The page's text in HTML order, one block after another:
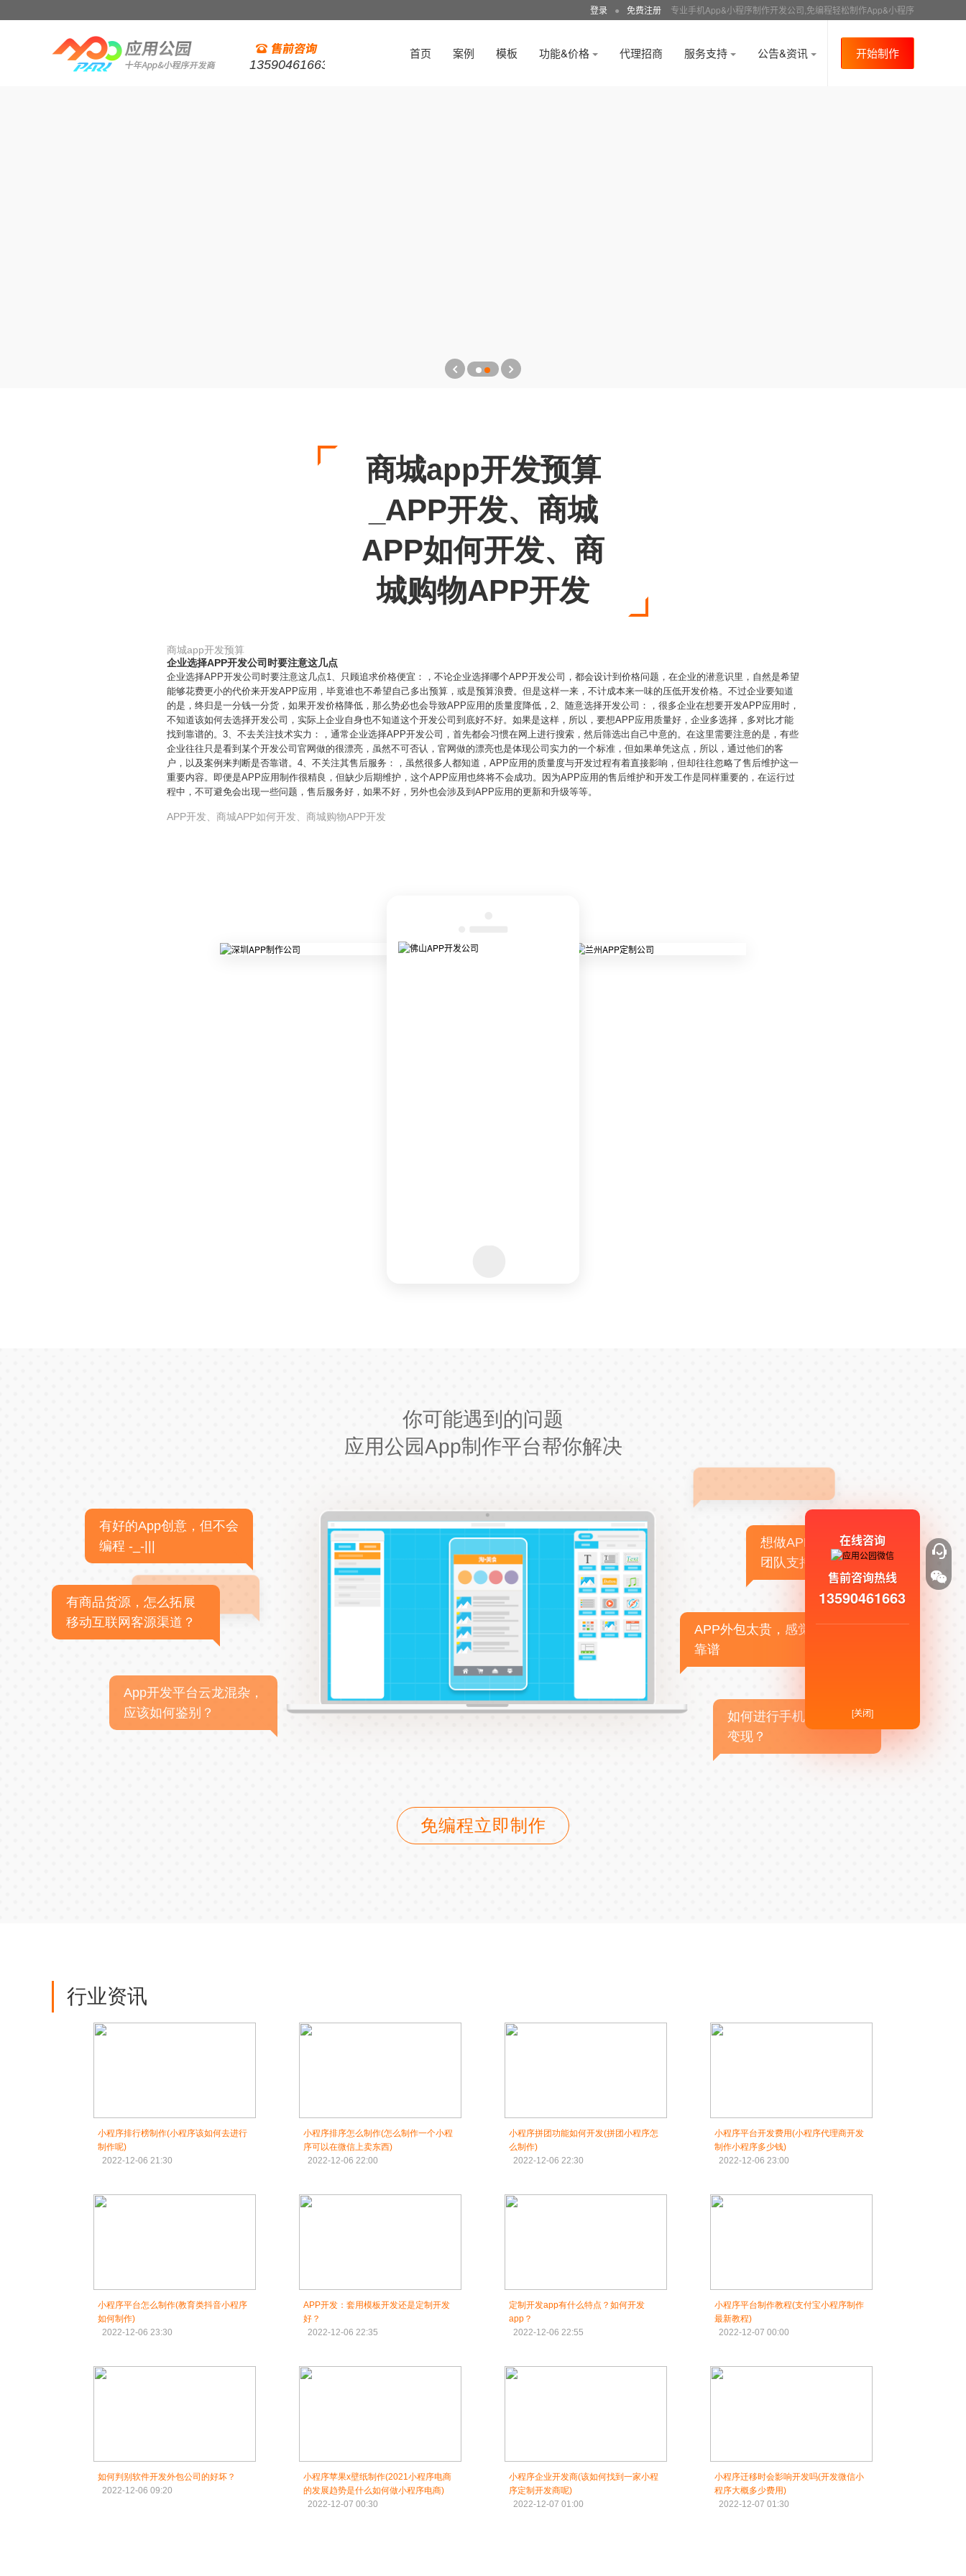
登录 ● 免费注册 专业手机App&小程序制作开发公司,免编程轻松制作App&小程序
13590461663
首页 案例 模板 功能&价格 代理招商 服务支持 公告&资讯 开始制作
商城app开发预算
_APP开发、商城
APP如何开发、商
城购物APP开发
商城app开发预算
企业选择APP开发公司时要注意这几点
企业选择APP开发公司时要注意这几点1、只顾追求价格便宜：，不论企业选择哪个APP开发公司，都会设计到价格问题，在企业的潜意识里，自然是希望
能够花费更小的代价来开发APP应用，毕竟谁也不希望自己多出预算，或是预算浪费。但是这样一来，不计成本来一味的压低开发价格。不过企业要知道
的是，终归是一分钱一分货，如果开发价格降低，那么势必也会导致APP应用的质量度降低，2、随意选择开发公司：，很多企业在想要开发APP应用时，
不知道该如何去选择开发公司，实际上企业自身也不知道这个开发公司到底好不好。如果是这样，所以，要想APP应用质量好，企业多选择，多对比才能
找到靠谱的。3、不去关注技术实力：，通常企业选择APP开发公司，首先都会习惯在网上进行搜索，然后筛选出自己中意的。在这里需要注意的是，有些
企业往往只是看到某个开发公司官网做的很漂亮，虽然不可否认，官网做的漂亮也是体现公司实力的一个标准，但如果单凭这点，所以，通过他们的客
户，以及案例来判断是否靠谱。4、不关注其售后服务：，虽然很多人都知道，APP应用的质量度与开发过程有着直接影响，但却往往忽略了售后维护这一
重要内容。即便是APP应用制作很精良，但缺少后期维护，这个APP应用也终将不会成功。因为APP应用的售后维护和开发工作是同样重要的，在运行过
程中，不可避免会出现一些问题，售后服务好，如果不好，另外也会涉及到APP应用的更新和升级等等。
APP开发、商城APP如何开发、商城购物APP开发
你可能遇到的问题
应用公园App制作平台帮你解决
有好的App创意，但不会
编程 -_-|||
有商品货源，怎么拓展
移动互联网客源渠道？
App开发平台云龙混杂，
应该如何鉴别？
想做APP，但没有技术
团队支持
APP外包太贵，感觉不
靠谱
如何进行手机APP商业
变现？
免编程立即制作
行业资讯
小程序排行榜制作(小程序该如何去进行
制作呢)
2022-12-06 21:30
小程序排序怎么制作(怎么制作一个小程
序可以在微信上卖东西)
2022-12-06 22:00
小程序拼团功能如何开发(拼团小程序怎
么制作)
2022-12-06 22:30
小程序平台开发费用(小程序代理商开发
制作小程序多少钱)
2022-12-06 23:00
小程序平台怎么制作(教育类抖音小程序
如何制作)
2022-12-06 23:30
APP开发：套用模板开发还是定制开发
好？
2022-12-06 22:35
定制开发app有什么特点？如何开发
app？
2022-12-06 22:55
小程序平台制作教程(支付宝小程序制作
最新教程)
2022-12-07 00:00
如何判别软件开发外包公司的好坏？
2022-12-06 09:20
小程序苹果x壁纸制作(2021小程序电商
的发展趋势是什么如何做小程序电商)
2022-12-07 00:30
小程序企业开发商(该如何找到一家小程
序定制开发商呢)
2022-12-07 01:00
小程序迁移时会影响开发吗(开发微信小
程序大概多少费用)
2022-12-07 01:30
在线咨询
售前咨询热线
13590461663
[关闭]